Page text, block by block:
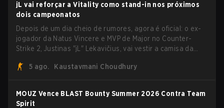
jL vai reforçar a Vitality como stand-in nos próximos
dois campeonatos
Depois de um dia cheio de rumores, agora é oficial: o ex-
jogador da Natus Vincere e MVP de Major no Counter-
Strike 2, Justinas "jL" Lekavičius, vai vestir a camisa da
Bucharest.
5 ago. Kaustavmani Choudhury
MOUZ Vence BLAST Bounty Summer 2026 Contra Team
Spirit